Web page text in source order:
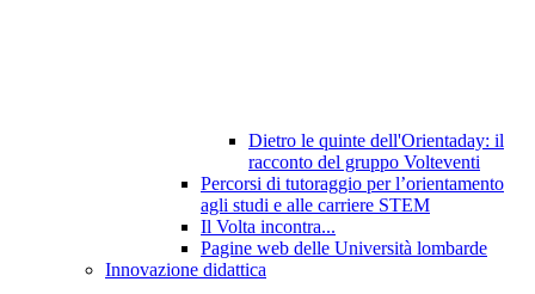
Dietro le quinte dell'Orientaday: il
racconto del gruppo Volteventi
Percorsi di tutoraggio per l’orientamento
agli studi e alle carriere STEM
Il Volta incontra...
Pagine web delle Università lombarde
Innovazione didattica